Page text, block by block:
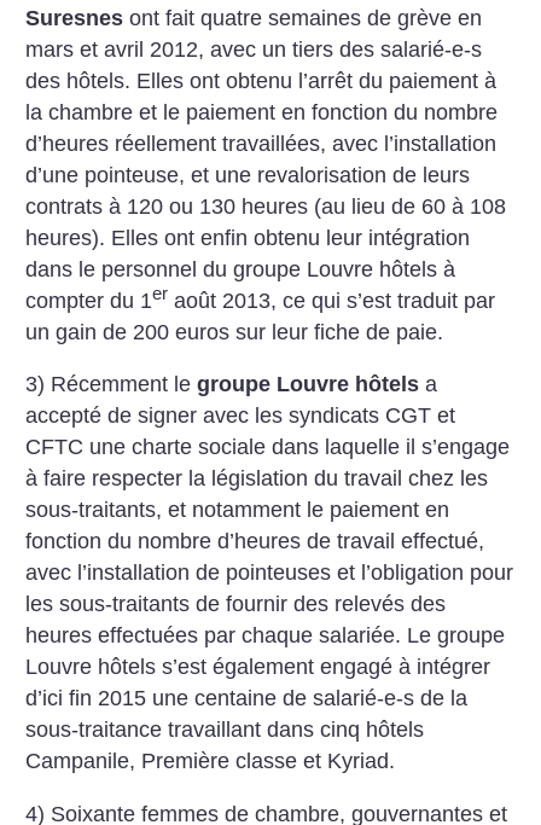
Suresnes ont fait quatre semaines de grève en
mars et avril 2012, avec un tiers des salarié-e-s
des hôtels. Elles ont obtenu l’arrêt du paiement à
la chambre et le paiement en fonction du nombre
d’heures réellement travaillées, avec l’installation
d’une pointeuse, et une revalorisation de leurs
contrats à 120 ou 130 heures (au lieu de 60 à 108
heures). Elles ont enfin obtenu leur intégration
dans le personnel du groupe Louvre hôtels à
compter du 1er août 2013, ce qui s’est traduit par
un gain de 200 euros sur leur fiche de paie.
3) Récemment le groupe Louvre hôtels a
accepté de signer avec les syndicats CGT et
CFTC une charte sociale dans laquelle il s’engage
à faire respecter la législation du travail chez les
sous-traitants, et notamment le paiement en
fonction du nombre d’heures de travail effectué,
avec l’installation de pointeuses et l’obligation pour
les sous-traitants de fournir des relevés des
heures effectuées par chaque salariée. Le groupe
Louvre hôtels s’est également engagé à intégrer
d’ici fin 2015 une centaine de salarié-e-s de la
sous-traitance travaillant dans cinq hôtels
Campanile, Première classe et Kyriad.
4) Soixante femmes de chambre, gouvernantes et